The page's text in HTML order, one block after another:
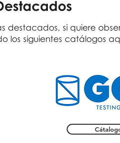
si quiere
los siguientes catálogos